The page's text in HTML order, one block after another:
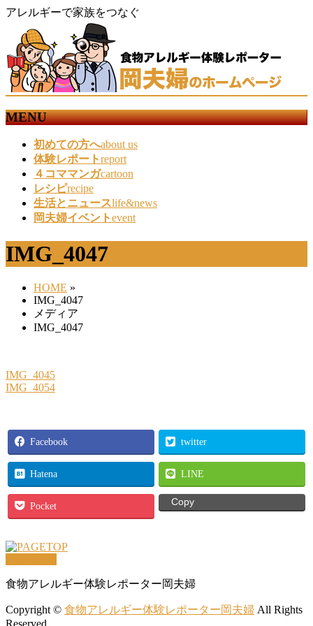
アレルギーで家族をつなぐ
MENU
す
初めての方へabout us
体験レポートreport
４コママンガcartoon
レシピrecipe
生活とニュースlife&news
岡夫婦イベントevent
IMG_4047
HOME »
IMG_4047
メディア
IMG_4047
IMG_4045
IMG_4054
Facebook twitter
Hatena LINE
Pocket Copy
食物アレルギー体験レポーター岡夫婦
Copyright © 食物アレルギー体験レポーター岡夫婦 All Rights